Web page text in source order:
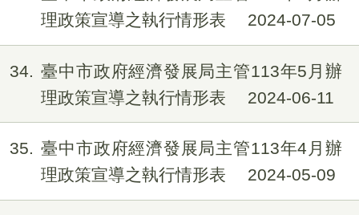
理政策宣導之執行情形表
2024-07-05
34
臺中市政府經濟發展局主管113年5月辦
理政策宣導之執行情形表
2024-06-11
35
臺中市政府經濟發展局主管113年4月辦
理政策宣導之執行情形表
2024-05-09